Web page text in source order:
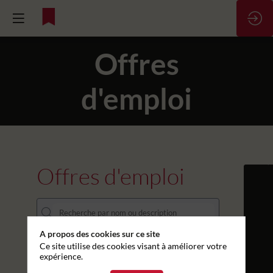
Offres
d'emploi
Offres d'emploi
DÉPARTEMENT
A propos des cookies sur ce site
Ce site utilise des cookies visant à améliorer votre
expérience.